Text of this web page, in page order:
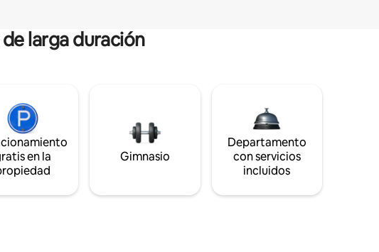
larga duración
en la
Gimnasio
Departamento
con servicios
incluidos